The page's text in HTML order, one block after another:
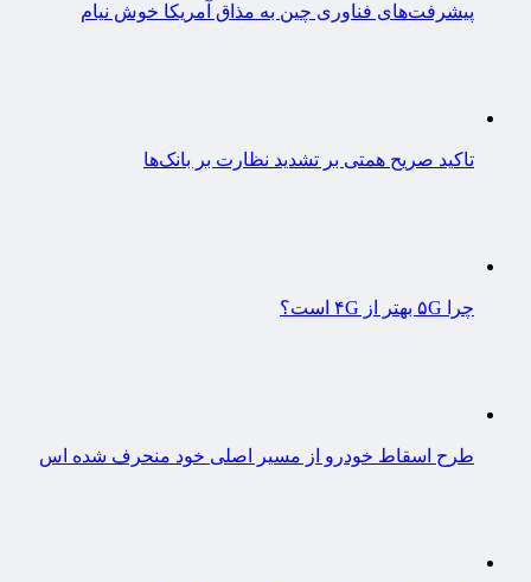
پیشرفت‌های فناوری چین به مذاق آمریکا خوش نیام
تاکید صریح همتی بر تشدید نظارت بر بانک‌ها
چرا ۵G بهتر از ۴G است؟
طرح اسقاط خودرو از مسیر اصلی خود منحرف شده اس